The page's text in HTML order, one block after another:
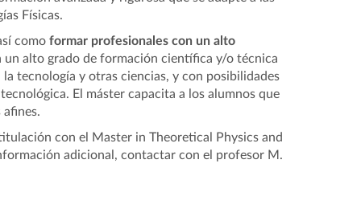
Físicas.
como formar profesionales con un alto
un alto grado de formación científica y/o técnica
tecnología y otras ciencias, y con posibilidades
El máster capacita a los alumnos que
afines.
con el Master in Theoretical Physics and
adicional, contactar con el profesor M.